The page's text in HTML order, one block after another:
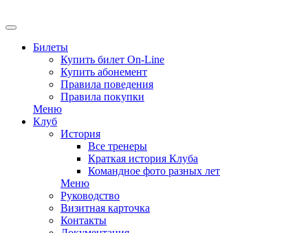
Билеты
Купить билет On-Line
Купить абонемент
Правила поведения
Правила покупки
Меню
Клуб
История
Все тренеры
Краткая история Клуба
Командное фото разных лет
Меню
Руководство
Визитная карточка
Контакты